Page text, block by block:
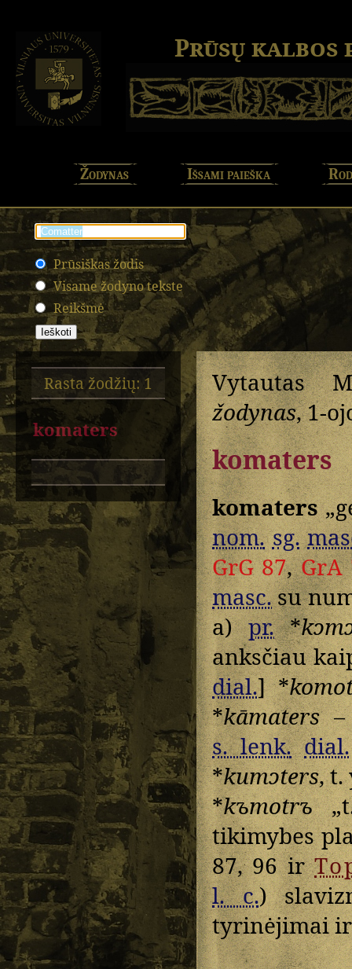
Prūsų kalbos
Žodynas Išsami paieška
Prūsiškas žodis
Visame žodyno tekste
Reikšmė
Rasta žodžių: 1
komaters
Vytautas
žodynas, 1-
komaters
komaters
nom. sg.
GrG 87,GrA
masc.su
a)pr.*
anksčiau
dial.] *
*kāmaters–
s. lenk. dial.
*kumɔters, t.
*kъmotrъ„t.
tikimybes
87, 96 ir
l. c.)
tyrinėjimai